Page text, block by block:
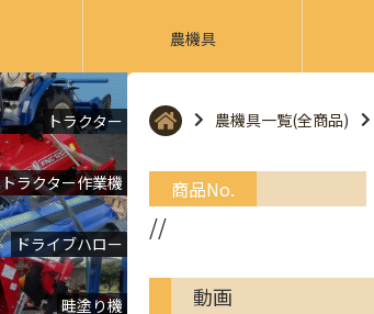
農機具
トラクター
トラクター作業機
ドライブハロー
畦塗り機
農機具一覧(全商品)
商品No.
//
動画